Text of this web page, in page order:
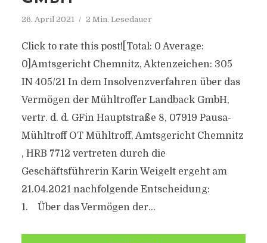
26. April 2021 2 Min. Lesedauer
Click to rate this post![Total: 0 Average:
0]Amtsgericht Chemnitz, Aktenzeichen: 305
IN 405/21 In dem Insolvenzverfahren über das
Vermögen der Mühltroffer Landback GmbH,
vertr. d. d. GFin Hauptstraße 8, 07919 Pausa-
Mühltroff OT Mühltroff, Amtsgericht Chemnitz
, HRB 7712 vertreten durch die
Geschäftsführerin Karin Weigelt ergeht am
21.04.2021 nachfolgende Entscheidung:
1. Über das Vermögen der...